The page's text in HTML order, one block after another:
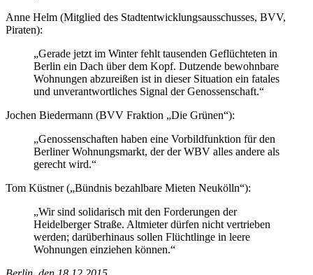
Anne Helm (Mitglied des Stadtentwicklungsausschusses, BVV,
Piraten):
„Gerade jetzt im Winter fehlt tausenden Geflüchteten in
Berlin ein Dach über dem Kopf. Dutzende bewohnbare
Wohnungen abzureißen ist in dieser Situation ein fatales
und unverantwortliches Signal der Genossenschaft.“
Jochen Biedermann (BVV Fraktion „Die Grünen“):
„Genossenschaften haben eine Vorbildfunktion für den
Berliner Wohnungsmarkt, der der WBV alles andere als
gerecht wird.“
Tom Küstner („Bündnis bezahlbare Mieten Neukölln“):
„Wir sind solidarisch mit den Forderungen der
Heidelberger Straße. Altmieter dürfen nicht vertrieben
werden; darüberhinaus sollen Flüchtlinge in leere
Wohnungen einziehen können.“